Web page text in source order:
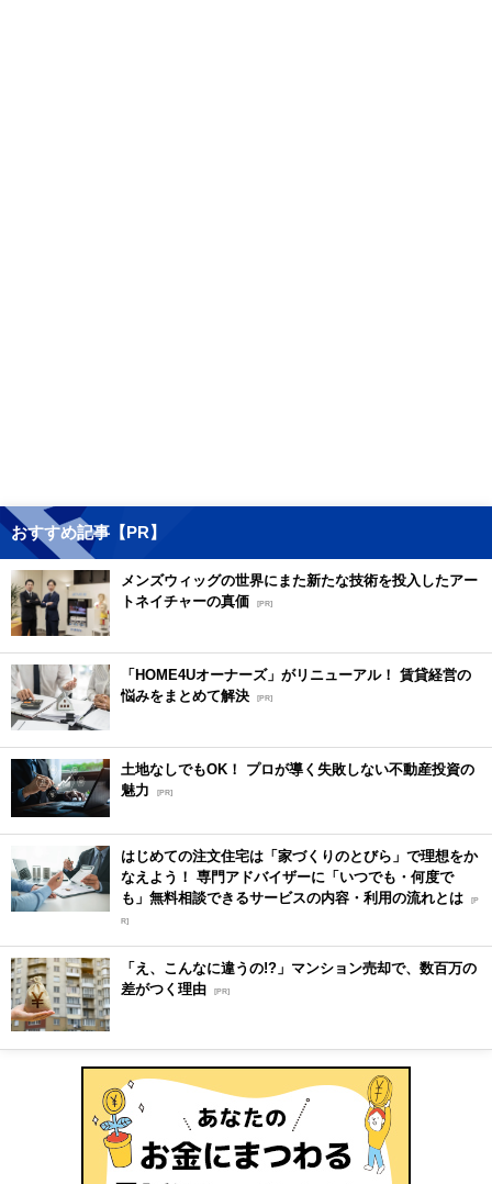
おすすめ記事【PR】
メンズウィッグの世界にまた新たな技術を投入したアー
トネイチャーの真価 [PR]
「HOME4Uオーナーズ」がリニューアル！ 賃貸経営の
悩みをまとめて解決 [PR]
土地なしでもOK！ プロが導く失敗しない不動産投資の
魅力
[PR]
はじめての注文住宅は「家づくりのとびら」で理想をか
なえよう！ 専門アドバイザーに「いつでも・何度で
も」無料相談できるサービスの内容・利用の流れとは [P
R]
「え、こんなに違うの!?」マンション売却で、数百万の
差がつく理由 [PR]